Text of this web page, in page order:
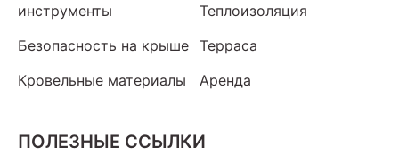
инструменты
Безопасность на крыше
Кровельные материалы
Теплоизоляция
Терраса
Аренда
ПОЛЕЗНЫЕ ССЫЛКИ